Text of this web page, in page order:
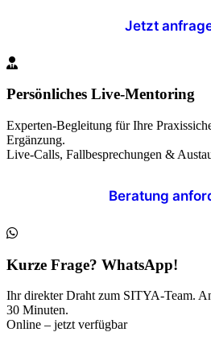
Jetzt
Persönliches Live-Mentoring
Experten-Begleitung für Ihre
Ergänzung.
Live-Calls, Fallbesprechungen &
Beratung
Kurze Frage? WhatsApp!
Ihr direkter Draht zum SITYA-Team.
30 Minuten.
Online – jetzt verfügbar